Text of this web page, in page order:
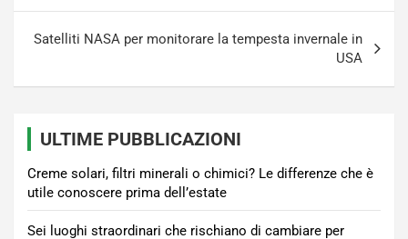
Satelliti NASA per monitorare la tempesta invernale in
USA
ULTIME PUBBLICAZIONI
Creme solari, filtri minerali o chimici? Le differenze che è
utile conoscere prima dell’estate
Sei luoghi straordinari che rischiano di cambiare per